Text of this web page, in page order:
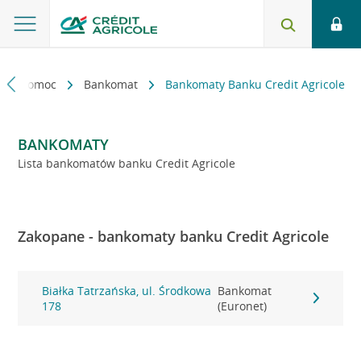
i pomoc Bankomat Bankomaty Banku Credit Agricole
BANKOMATY
Lista bankomatów banku Credit Agricole
Zakopane - bankomaty banku Credit Agricole
Białka Tatrzańska, ul. Środkowa
178
Bankomat
(Euronet)